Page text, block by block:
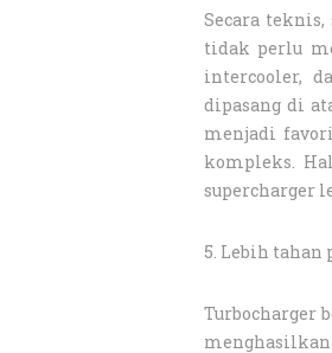
Secara
tidak perlu
intercooler,
dipasang di
menjadi
kompleks.
supercharger
5. Lebih tahan
Turbocharger